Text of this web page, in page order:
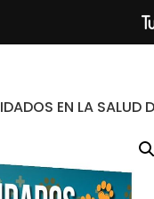
EN LA SALUD